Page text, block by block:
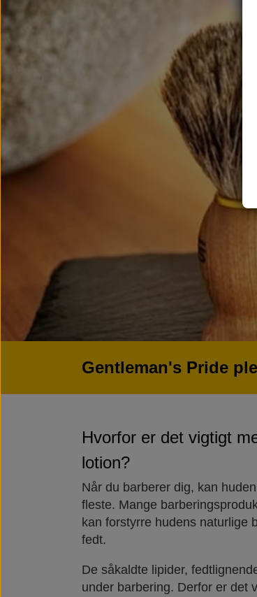
Gentleman's Pride
Hvorfor er det vigtigt
lotion?
Når du barberer dig, kan
fleste. Mange
kan forstyrre hudens naturlige
fedt.
De såkaldte lipider,
under barbering. Derfor er det